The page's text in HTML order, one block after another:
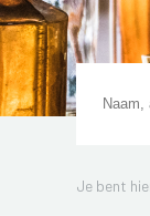
Je bent